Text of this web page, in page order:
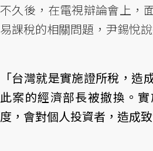
不久後，在電視辯論會上，
易課稅的相關問題，尹錫悅說
「台灣就是實施證所稅，造
此案的經濟部長被撤換。
度，會對個人投資者，造成致